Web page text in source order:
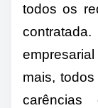
todos os
mais,
carências